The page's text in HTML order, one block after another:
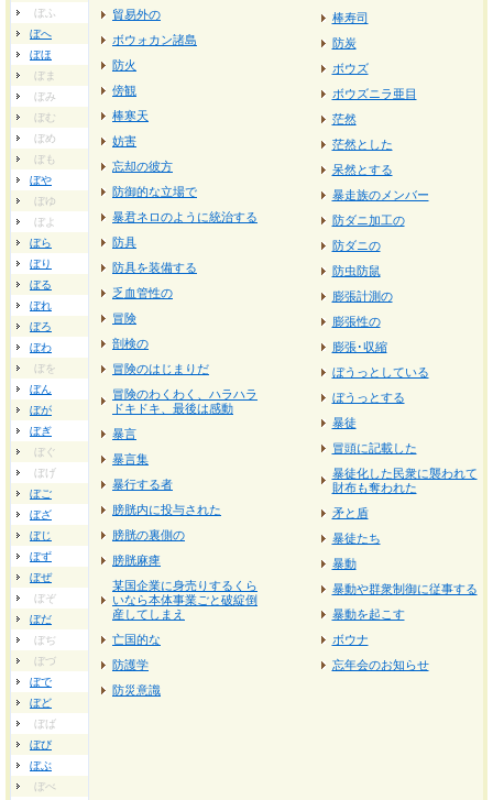
ぼふ
ぼへ
ぼほ
ぼま
ぼみ
ぼむ
ぼめ
ぼも
ぼや
ぼゆ
ぼよ
ぼら
ぼり
ぼる
ぼれ
ぼろ
ぼわ
ぼを
ぼん
ぼが
ぼぎ
ぼぐ
ぼげ
ぼご
ぼざ
ぼじ
ぼず
ぼぜ
ぼぞ
ぼだ
ぼぢ
ぼづ
ぼで
ぼど
ぼば
ぼび
ぼぶ
ぼべ
貿易外の
ボウォカン諸島
防火
傍観
棒寒天
妨害
忘却の彼方
防御的な立場で
暴君ネロのように統治する
防具
防具を装備する
乏血管性の
冒険
剖検の
冒険のはじまりだ
冒険のわくわく、ハラハラ
ドキドキ、最後は感動
暴言
暴言集
暴行する者
膀胱内に投与された
膀胱の裏側の
膀胱麻痺
某国企業に身売りするくら
いなら本体事業ごと破綻倒
産してしまえ
亡国的な
防護学
防災意識
棒寿司
防炭
ボウズ
ボウズニラ亜目
茫然
茫然とした
呆然とする
暴走族のメンバー
防ダニ加工の
防ダニの
防虫防鼠
膨張計測の
膨張性の
膨張･収縮
ぼうっとしている
ぼうっとする
暴徒
冒頭に記載した
暴徒化した民衆に襲われて
財布も奪われた
矛と盾
暴徒たち
暴動
暴動や群衆制御に従事する
暴動を起こす
ボウナ
忘年会のお知らせ